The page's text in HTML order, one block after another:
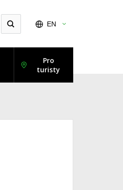
EN
Pro
turisty